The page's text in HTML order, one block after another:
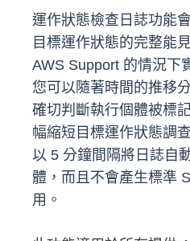
運作狀態檢查日誌功能
目標運作狀態的完整能
AWS Support 的情況下
您可以隨著時間的推移
確切判斷執行個體被標
幅縮短目標運作狀態調
以 5 分鐘間隔將日誌自
體，而且不會產生標準
用。